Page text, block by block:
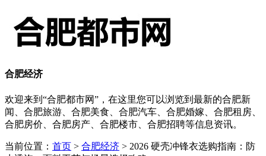
合肥经济
欢迎来到“合肥都市网”，在这里您可以浏览到最新的合肥新
闻、合肥旅游、合肥美食、合肥汽车、合肥婚嫁、合肥租房、
合肥房价、合肥房产、合肥楼市、合肥招聘等信息资讯。
当前位置： 首页 > 合肥经济 > 2026 硬壳冲锋衣选购指南：防